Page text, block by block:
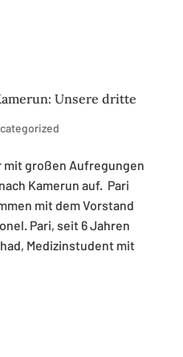
Unsere dritte
mit großen Aufregungen
Kamerun auf. Pari
mit dem Vorstand
Pari, seit 6 Jahren
Medizinstudent mit